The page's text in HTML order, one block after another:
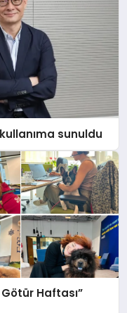
sunuldu
Haftası”